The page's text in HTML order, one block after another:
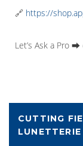
🔗 https://
Let’s Ask a Pro ⮕
CUTTING
LUNETTERIE